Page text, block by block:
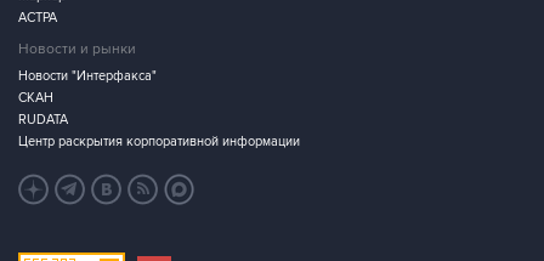
АСТРА
Новости и рынки
Новости "Интерфакса"
СКАН
RUDATA
Центр раскрытия корпоративной информации